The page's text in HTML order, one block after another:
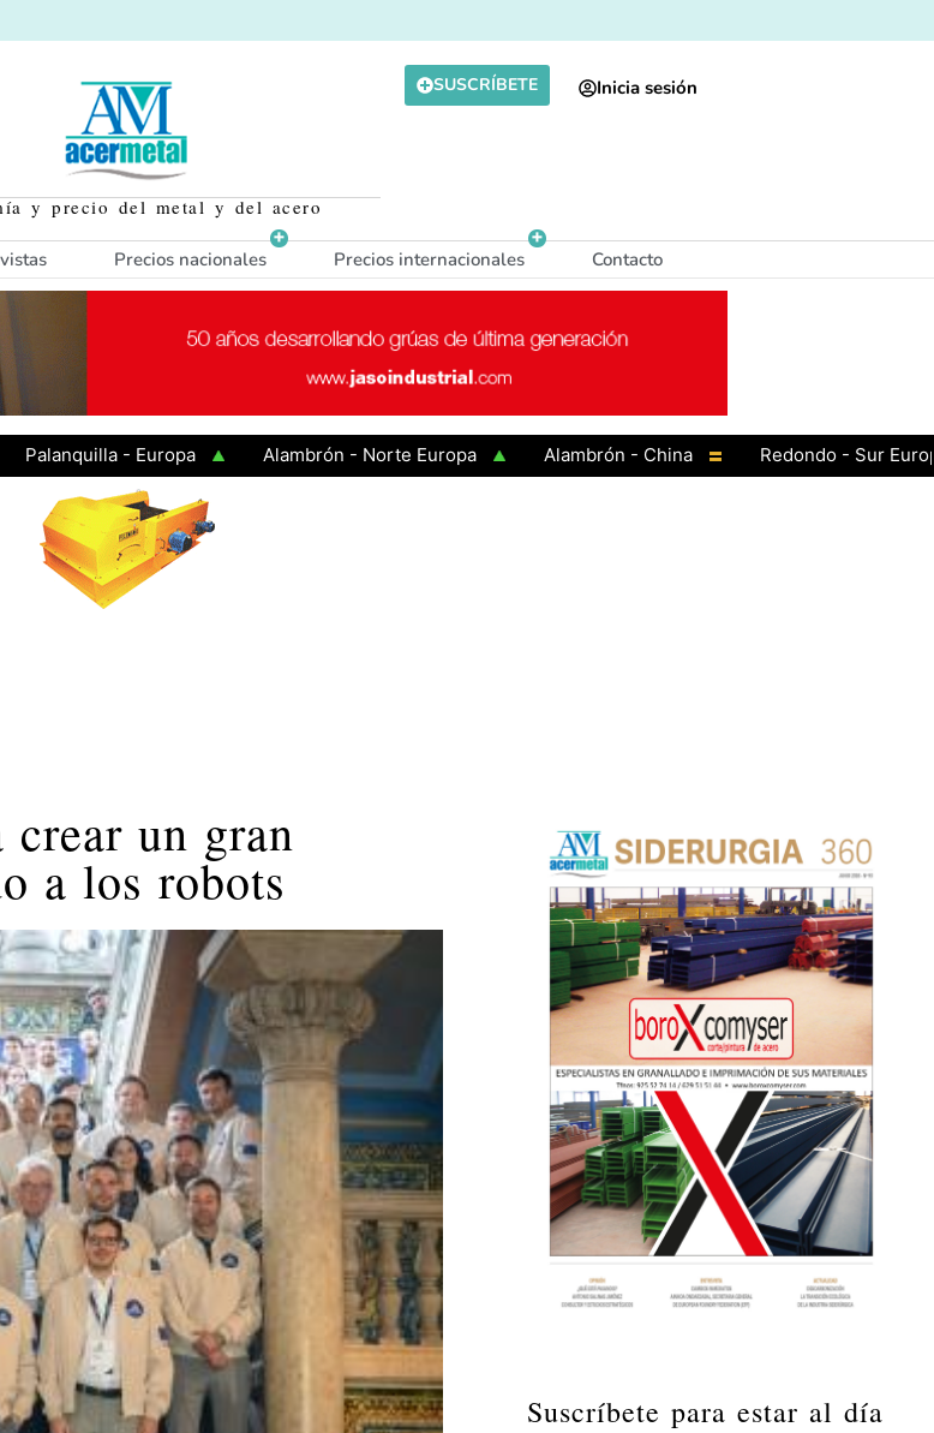
y precio del metal y del acero
SUSCRÍBETE Inicia sesión
Precios nacionales Precios internacionales Contacto
- Europa Alambrón - Norte Europa Alambrón - China
Redondo - Sur Europa
un gran
a los robots
Suscríbete para estar al día